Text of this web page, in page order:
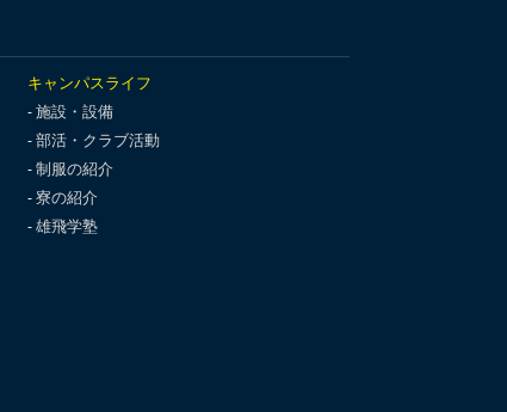
キャンパスライフ
施設・設備
部活・クラブ活動
制服の紹介
寮の紹介
雄飛学塾